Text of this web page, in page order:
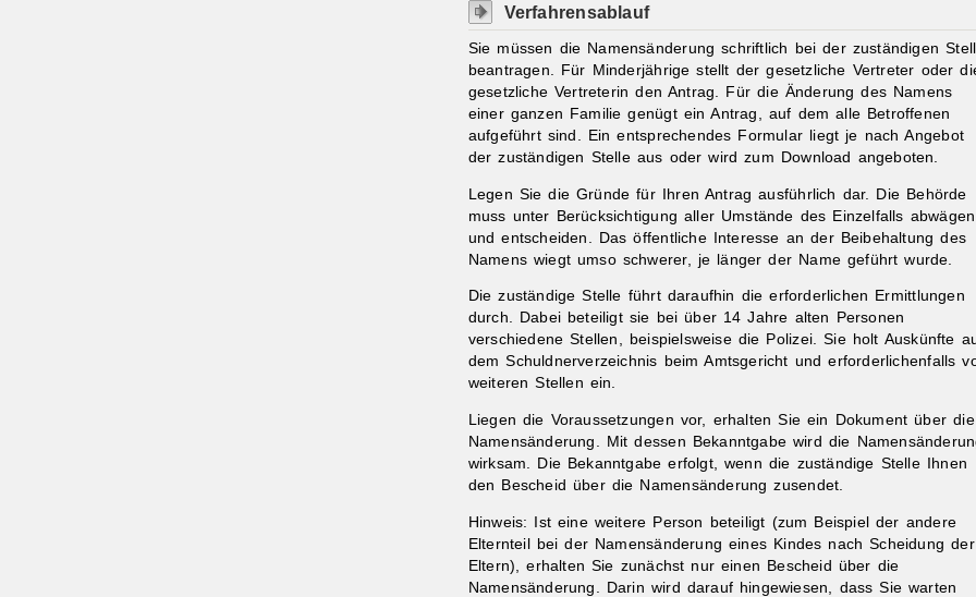
Verfahrensablauf
Sie müssen die Namensänderung schriftlich bei der zuständigen
beantragen.
Für Minderjährige stellt der gesetzliche Vertreter oder
gesetzliche Vertreterin den Antrag. Für die Änderung des Namens
einer ganzen Familie genügt ein Antrag, auf dem alle Betroffenen
aufgeführt sind. Ein entsprechendes Formular liegt je nach Angebot
der zuständigen Stelle aus oder wird zum Download angeboten.
Legen Sie die Gründe für Ihren Antrag ausführlich dar. Die Behörde
muss unter Berücksichtigung aller Umstände des Einzelfalls abwägen
und entscheiden. Das öffentliche Interesse an der Beibehaltung des
Namens wiegt umso schwerer, je länger der Name geführt wurde.
Die zuständige Stelle führt daraufhin die erforderlichen Ermittlungen
durch. Dabei beteiligt sie bei über 14 Jahre alten Personen
verschiedene Stellen, beispielsweise die Polizei. Sie holt Auskünfte
dem Schuldnerverzeichnis beim Amtsgericht und erforderlichenfalls
weiteren Stellen ein.
Liegen die Voraussetzungen vor, erhalten Sie ein Dokument über die
Namensänderung. Mit dessen Bekanntgabe wird die
wirksam. Die Bekanntgabe erfolgt, wenn die zuständige Stelle Ihnen
den Bescheid über die Namensänderung zusendet.
Hinweis: Ist eine weitere Person beteiligt (zum Beispiel der andere
Elternteil bei der Namensänderung eines Kindes nach Scheidung der
Eltern),
erhalten Sie zunächst nur einen Bescheid über die
Namensänderung. Darin wird darauf hingewiesen, dass Sie warten